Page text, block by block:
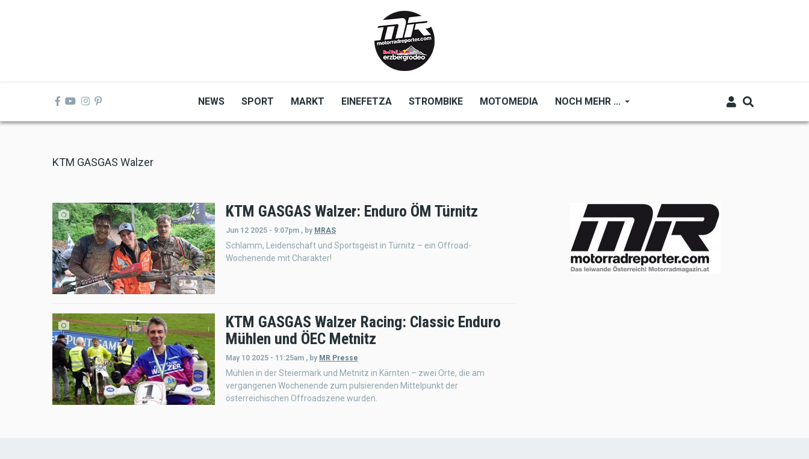
NEWS SPORT MARKT EINEFETZA STROMBIKE MOTOMEDIA NOCH MEHR ...
KTM GASGAS Walzer
KTM GASGAS Walzer: Enduro ÖM Türnitz
Jun 12 2025 - 9:07pm , by MRAS
Schlamm, Leidenschaft und Sportsgeist in Türnitz – ein Offroad-
Wochenende mit Charakter!
KTM GASGAS Walzer Racing: Classic Enduro
Mühlen und ÖEC Metnitz
May 10 2025 - 11:25am , by MR Presse
Mühlen in der Steiermark und Metnitz in Kärnten – zwei Orte, die am
vergangenen Wochenende zum pulsierenden Mittelpunkt der
österreichischen Offroadszene wurden.